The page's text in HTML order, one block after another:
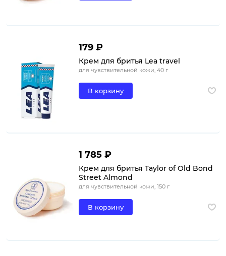
179 ₽
Крем для бритья Lea travel
для чувствительной кожи, 40 г
В корзину
1 785 ₽
Крем для бритья Taylor of Old Bond
Street Almond
для чувствительной кожи, 150 г
В корзину